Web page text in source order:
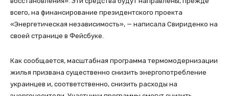
всего, на финансирование президентского проекта
«Энергетическая независимость», — написала Свириденко на
своей странице в Фейсбуке.
Как сообщается, масштабная программа термомодернизации
жилья призвана существенно снизить энергопотребление
украинцев и, соответственно, снизить расходы на